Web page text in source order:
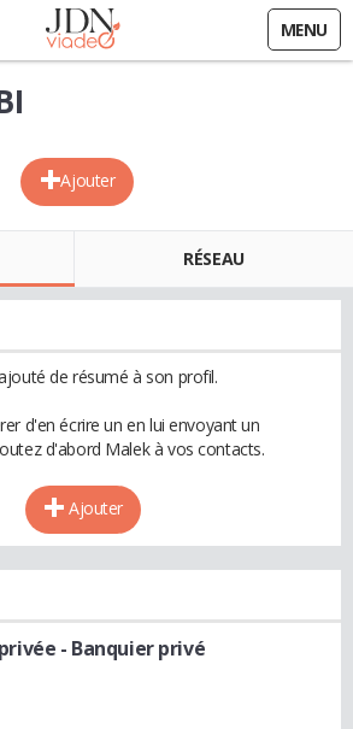
MENU
Ajouter
RÉSEAU
de résumé à son profil.
d'en écrire un en lui envoyant un
d'abord Malek à vos contacts.
Ajouter
- Banquier privé